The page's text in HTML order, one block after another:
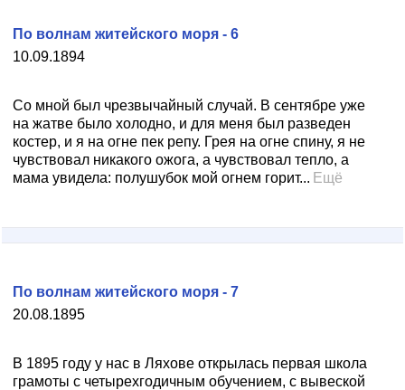
10.09.1894
По волнам житейского моря - 6
Со мной был чрезвычайный случай. В сентябре уже
на жатве было холодно, и для меня был разведен
костер, и я на огне пек репу. Грея на огне спину, я не
чувствовал никакого ожога, а чувствовал тепло, а
мама увидела: полушубок мой огнем горит... Ещё
20.08.1895
По волнам житейского моря - 7
В 1895 году у нас в Ляхове открылась первая школа
грамоты с четырехгодичным обучением, с вывеской